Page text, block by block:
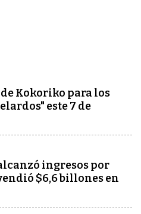
Kokoriko para los
este 7 de
ingresos por
$6,6 billones en